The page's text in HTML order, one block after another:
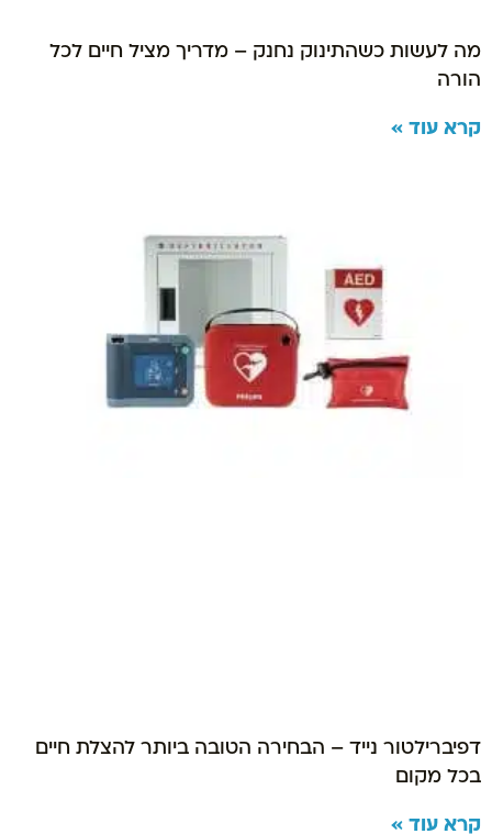
מה לעשות כשהתינוק נחנק – מדריך מציל חיים לכל
הורה
קרא עוד »
דפיברילטור נייד – הבחירה הטובה ביותר להצלת חיים
בכל מקום
קרא עוד »